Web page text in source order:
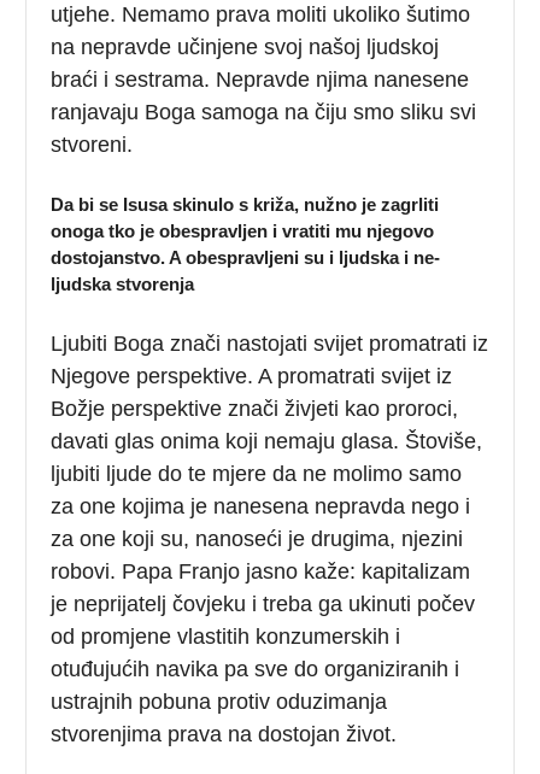
utjehe. Nemamo prava moliti ukoliko šutimo
na nepravde učinjene svoj našoj ljudskoj
braći i sestrama. Nepravde njima nanesene
ranjavaju Boga samoga na čiju smo sliku svi
stvoreni.
Da bi se Isusa skinulo s križa, nužno je zagrliti
onoga tko je obespravljen i vratiti mu njegovo
dostojanstvo. A obespravljeni su i ljudska i ne-
ljudska stvorenja
Ljubiti Boga znači nastojati svijet promatrati iz
Njegove perspektive. A promatrati svijet iz
Božje perspektive znači živjeti kao proroci,
davati glas onima koji nemaju glasa. Štoviše,
ljubiti ljude do te mjere da ne molimo samo
za one kojima je nanesena nepravda nego i
za one koji su, nanoseći je drugima, njezini
robovi. Papa Franjo jasno kaže: kapitalizam
je neprijatelj čovjeku i treba ga ukinuti počev
od promjene vlastitih konzumerskih i
otuđujućih navika pa sve do organiziranih i
ustrajnih pobuna protiv oduzimanja
stvorenjima prava na dostojan život.